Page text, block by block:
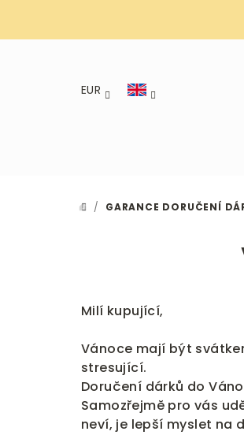
EUR
HOME
/ GARANCE DORUČENÍ
Milí kupující,
Vánoce mají být
stresující.
Doručení dárků do
Samozřejmě pro vás
neví, je lepší myslet na